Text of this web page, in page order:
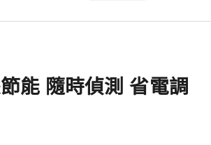
能 隨時偵測 省電調